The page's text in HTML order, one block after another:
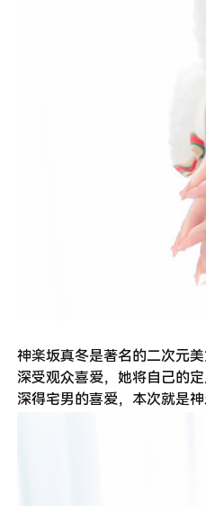
神楽坂真冬是著名的二次元
深受观众喜爱，她将自己的
深得宅男的喜爱，本次就是